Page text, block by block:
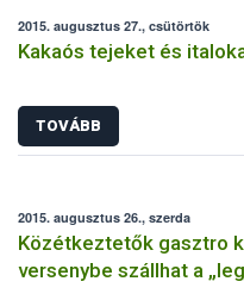
2015. augusztus 27., csütörtök
Kakaós tejeket és
TOVÁBB
2015. augusztus 26., szerda
Közétkeztetők gasztro
versenybe szállhat a